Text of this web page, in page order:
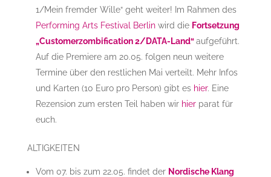
1/Mein fremder Wille“ geht weiter! Im Rahmen des
Performing Arts Festival Berlin wird die Fortsetzung
„Customerzombification 2/DATA-Land“aufgeführt.
Auf die Premiere am 20.05. folgen neun weitere
Termine über den restlichen Mai verteilt. Mehr Infos
und Karten (10 Euro pro Person) gibt es hier. Eine
Rezension zum ersten Teil haben wir hierparat für
euch.
ALTIGKEITEN
Vom 07. bis zum 22.05. findet der Nordische Klang